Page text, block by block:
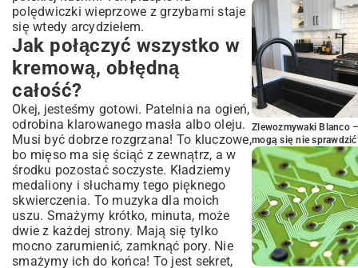
polędwiczki wieprzowe z grzybami staje
się wtedy arcydziełem.
Jak połączyć wszystko w
kremową, obłędną
całość?
Okej, jesteśmy gotowi. Patelnia na ogień,
odrobina klarowanego masła albo oleju.
Musi być dobrze rozgrzana! To kluczowe,
bo mięso ma się ściąć z zewnątrz, a w
środku pozostać soczyste. Kładziemy
medaliony i słuchamy tego pięknego
skwierczenia. To muzyka dla moich
uszu. Smażymy krótko, minuta, może
dwie z każdej strony. Mają się tylko
mocno zarumienić, zamknąć pory. Nie
smażymy ich do końca! To jest sekret,
Zlewozmywaki Blanco
mogą się nie